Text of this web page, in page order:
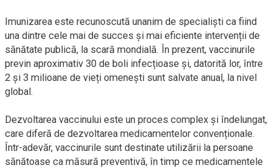
Imunizarea este recunoscută unanim de specialiști ca fiind
una dintre cele mai de succes și mai eficiente intervenții de
sănătate publică, la scară mondială. În prezent, vaccinurile
previn aproximativ 30 de boli infecțioase și, datorită lor, între
2 și 3 milioane de vieți omenești sunt salvate anual, la nivel
global.
Dezvoltarea vaccinului este un proces complex și îndelungat,
care diferă de dezvoltarea medicamentelor convenționale.
Într-adevăr, vaccinurile sunt destinate utilizării la persoane
sănătoase ca măsură preventivă, în timp ce medicamentele